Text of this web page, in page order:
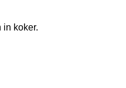
in koker.